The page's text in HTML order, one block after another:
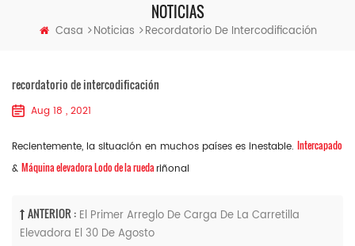
NOTICIAS
Casa Noticias Recordatorio De Intercodificación
recordatorio de intercodificación
Aug 18 , 2021
Recientemente, la situación en muchos países es inestable. Intercapado
& Máquina elevadoraLodo de la rueda riñonal
ANTERIOR : El Primer Arreglo De Carga De La Carretilla
Elevadora El 30 De Agosto